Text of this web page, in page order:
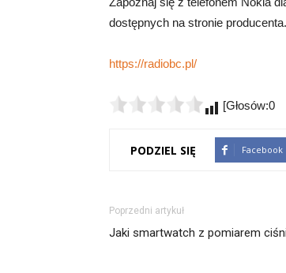
dostępnych na stronie
https://radiobc.pl/
[Głosów:0
PODZIEL SIĘ Facebook
Poprzedni artykuł
Jaki smartwatch z pomiarem